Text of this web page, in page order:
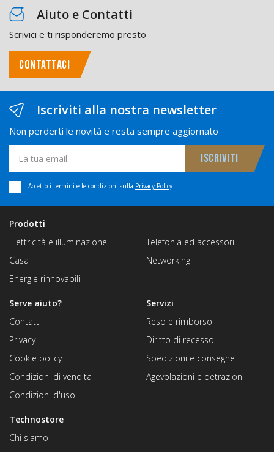
Aiuto e Contatti
Scrivici e ti risponderemo presto
CONTATTACI
Iscriviti alla nostra newsletter
Non perderti le novità e resta sempre aggiornato
Accetto i termini e le condizioni sulla Privacy Policy
Prodotti
Elettricità e illuminazione
Casa
Energie rinnovabili
Telefonia ed accessori
Networking
Technostore
Chi siamo
Servizi
Reso e rimborso
Diritto di recesso
Spedizioni e consegne
Agevolazioni e detrazioni
Serve aiuto?
Contatti
Privacy
Cookie policy
Condizioni di vendita
Condizioni d'uso